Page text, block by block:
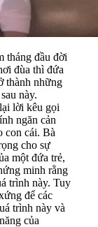
tháng đầu đời
đùa thì đứa
thành những
này.
lời kêu gọi
ngăn cản
con cái. Bà
cho sự
một đứa trẻ,
minh rằng
trình này. Tuy
để các
trình này và
của